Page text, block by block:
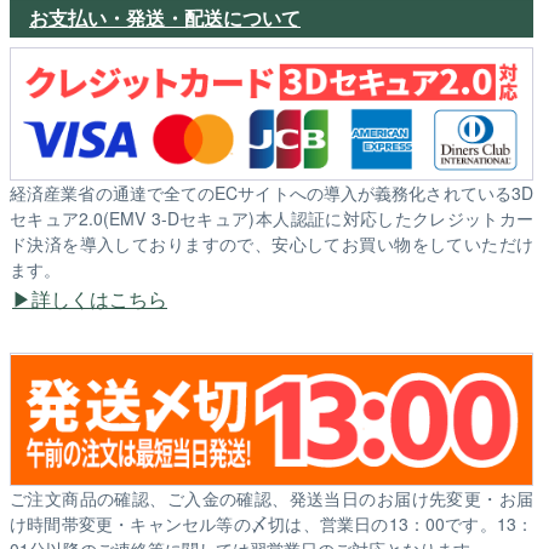
お支払い・発送・配送について
経済産業省の通達で全てのECサイトへの導入が義務化されている3D
セキュア2.0(EMV 3-Dセキュア)本人認証に対応したクレジットカー
ド決済を導入しておりますので、安心してお買い物をしていただけ
ます。
詳しくはこちら
ご注文商品の確認、ご入金の確認、発送当日のお届け先変更・お届
け時間帯変更・キャンセル等の〆切は、営業日の13：00です。13：